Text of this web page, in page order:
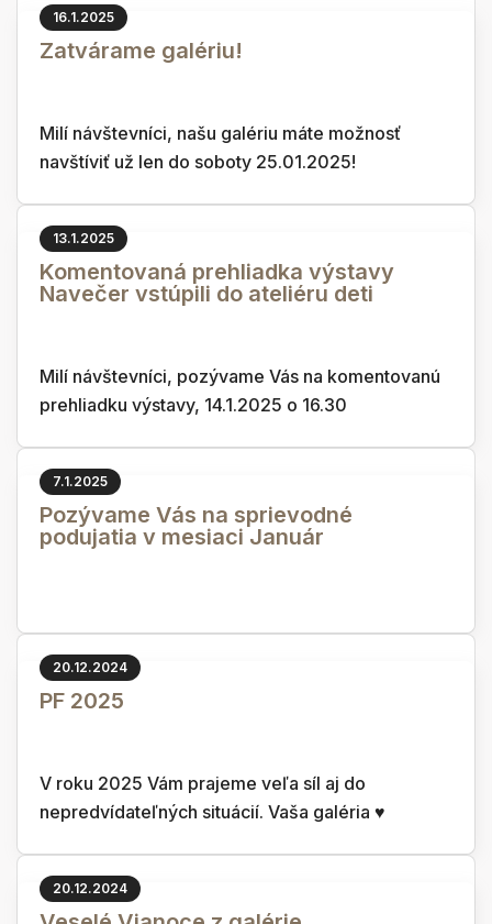
16.1.2025
Zatvárame galériu!
Milí návštevníci, našu galériu máte možnosť
navštíviť už len do soboty 25.01.2025!
13.1.2025
Komentovaná prehliadka výstavy
Navečer vstúpili do ateliéru deti
Milí návštevníci, pozývame Vás na komentovanú
prehliadku výstavy, 14.1.2025 o 16.30
7.1.2025
Pozývame Vás na sprievodné
podujatia v mesiaci Január
20.12.2024
PF 2025
V roku 2025 Vám prajeme veľa síl aj do
nepredvídateľných situácií. Vaša galéria ♥
20.12.2024